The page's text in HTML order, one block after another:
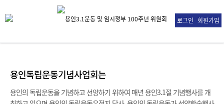
로그인 회원가입
용인독립운동기념사업회는
용인의 독립운동을 기념하고 선양하기 위하여 매년 용인3.1절 기념행사를 개